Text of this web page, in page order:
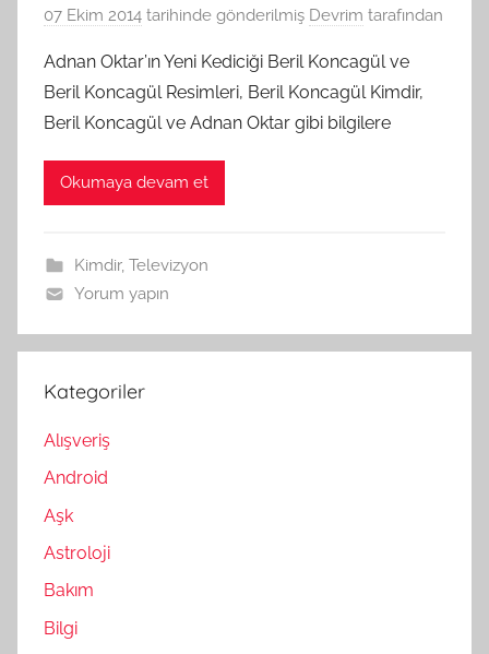
07 Ekim 2014 tarihinde gönderilmiş Devrim tarafından
Adnan Oktar’ın Yeni Kediciği Beril Koncagül ve
Beril Koncagül Resimleri, Beril Koncagül Kimdir,
Beril Koncagül ve Adnan Oktar gibi bilgilere
Okumaya devam et
Kimdir, Televizyon
Yorum yapın
Kategoriler
Alışveriş
Android
Aşk
Astroloji
Bakım
Bilgi